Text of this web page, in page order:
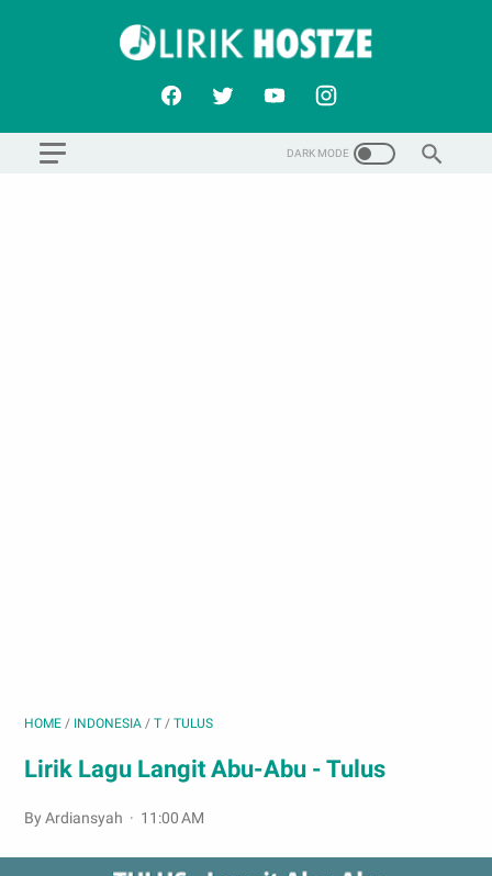
HOME / INDONESIA / T / TULUS
Lirik Lagu Langit Abu-Abu - Tulus
By Ardiansyah 11:00 AM